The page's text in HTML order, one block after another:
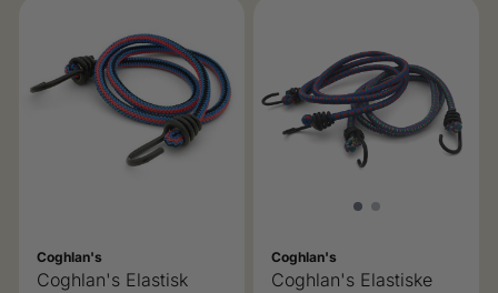
Coghlan's
Coghlan's Elastisk
Coghlan's
Coghlan's Elastiske